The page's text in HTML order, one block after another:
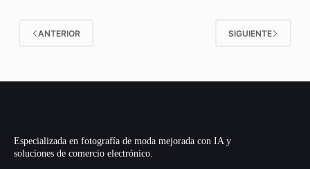
ANTERIOR SIGUIENTE
Especializada en fotografía de moda mejorada con IA y
soluciones de comercio electrónico.